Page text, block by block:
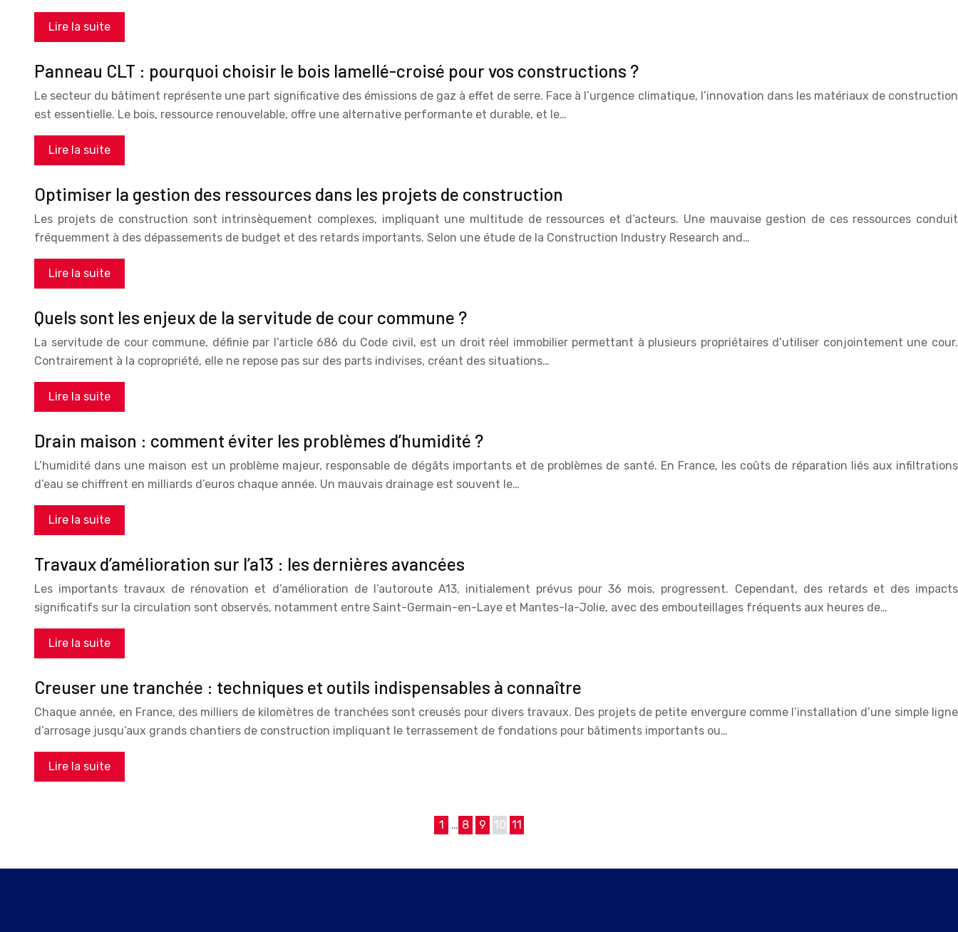
Lire la suite
Panneau CLT : pourquoi choisir le bois lamellé-croisé pour vos constructions ?
Le secteur du bâtiment représente une part significative des émissions de gaz à effet de serre. Face à l’urgence climatique, l’innovation dans les matériaux de construction
est essentielle. Le bois, ressource renouvelable, offre une alternative performante et durable, et le…
Lire la suite
Optimiser la gestion des ressources dans les projets de construction
Les projets de construction sont intrinsèquement complexes, impliquant une multitude de ressources et d’acteurs. Une mauvaise gestion de ces ressources conduit
fréquemment à des dépassements de budget et des retards importants. Selon une étude de la Construction Industry Research and…
Lire la suite
Quels sont les enjeux de la servitude de cour commune ?
La servitude de cour commune, définie par l’article 686 du Code civil, est un droit réel immobilier permettant à plusieurs propriétaires d’utiliser conjointement une cour.
Contrairement à la copropriété, elle ne repose pas sur des parts indivises, créant des situations…
Lire la suite
Drain maison : comment éviter les problèmes d’humidité ?
L’humidité dans une maison est un problème majeur, responsable de dégâts importants et de problèmes de santé. En France, les coûts de réparation liés aux infiltrations
d’eau se chiffrent en milliards d’euros chaque année. Un mauvais drainage est souvent le…
Lire la suite
Travaux d’amélioration sur l’a13 : les dernières avancées
Les importants travaux de rénovation et d’amélioration de l’autoroute A13, initialement prévus pour 36 mois, progressent. Cependant, des retards et des impacts
significatifs sur la circulation sont observés, notamment entre Saint-Germain-en-Laye et Mantes-la-Jolie, avec des embouteillages fréquents aux heures de…
Lire la suite
Creuser une tranchée : techniques et outils indispensables à connaître
Chaque année, en France, des milliers de kilomètres de tranchées sont creusés pour divers travaux. Des projets de petite envergure comme l’installation d’une simple ligne
d’arrosage jusqu’aux grands chantiers de construction impliquant le terrassement de fondations pour bâtiments importants ou…
Lire la suite
1 … 8 9 10 11